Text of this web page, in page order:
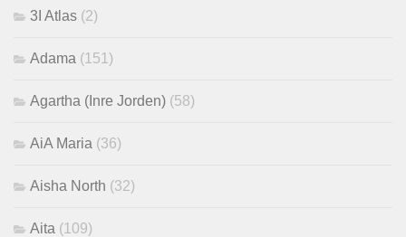
3I Atlas (2)
Adama (151)
Agartha (Inre Jorden) (58)
AiA Maria (36)
Aisha North (32)
Aita (109)